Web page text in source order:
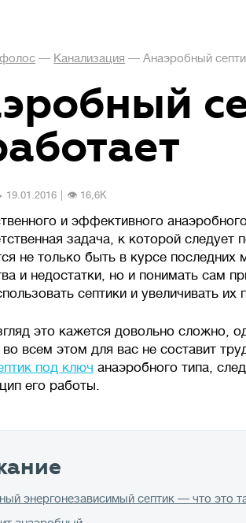
— Канализация —Анаэробный
19.01.2016 👁 16,6К
и эффективного
задача, к которой следует
не только быть в курсе
и недостатки, но и понимать сам
септики и увеличивать
это кажется довольно сложно,
во всем этом для вас не составит
под ключ анаэробного типа,
его работы.
энергонезависимый септик — что это